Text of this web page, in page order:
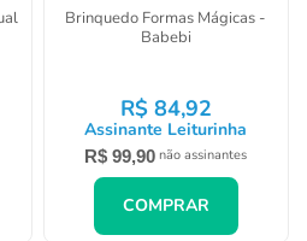
Brinquedo Formas Mágicas -
Babebi
R$ 84,92
Assinante Leiturinha
R$ 99,90 não assinantes
COMPRAR